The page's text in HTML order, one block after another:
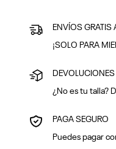
ENVÍOS GRATIS
¡SOLO PARA
DEVOLUCIONES
¿No es tu talla?
PAGA SEGURO
Puedes pagar